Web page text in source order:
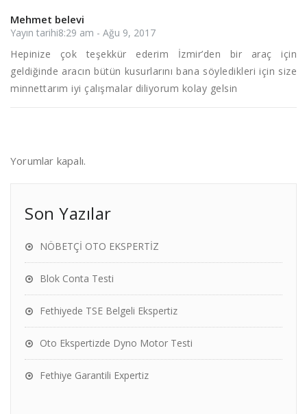
Mehmet belevi
Yayın tarihi8:29 am - Ağu 9, 2017
Hepinize çok teşekkür ederim İzmir’den bir araç için
geldiğinde aracın bütün kusurlarını bana söyledikleri için size
minnettarım iyi çalışmalar diliyorum kolay gelsin
Yorumlar kapalı.
Son Yazılar
NÖBETÇİ OTO EKSPERTİZ
Blok Conta Testi
Fethiyede TSE Belgeli Ekspertiz
Oto Ekspertizde Dyno Motor Testi
Fethiye Garantili Expertiz